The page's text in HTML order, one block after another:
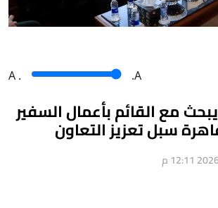
A . .A
مع القائم بأعمال السفير
سبل تعزيز التعاون